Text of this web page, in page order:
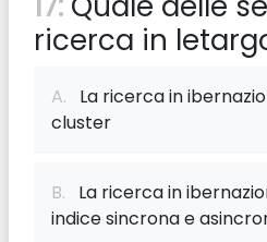
ricerca in
A. La ricerca in
cluster
B. La ricerca in
indice sincrona e